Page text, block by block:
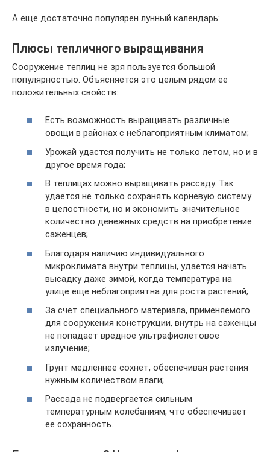
А еще достаточно популярен лунный календарь:
Плюсы тепличного выращивания
Сооружение теплиц не зря пользуется большой
популярностью. Объясняется это целым рядом ее
положительных свойств:
Есть возможность выращивать различные
овощи в районах с неблагоприятным климатом;
Урожай удастся получить не только летом, но и в
другое время года;
В теплицах можно выращивать рассаду. Так
удается не только сохранять корневую систему
в целостности, но и экономить значительное
количество денежных средств на приобретение
саженцев;
Благодаря наличию индивидуального
микроклимата внутри теплицы, удается начать
высадку даже зимой, когда температура на
улице еще неблагоприятна для роста растений;
За счет специального материала, применяемого
для сооружения конструкции, внутрь на саженцы
не попадает вредное ультрафиолетовое
излучение;
Грунт медленнее сохнет, обеспечивая растения
нужным количеством влаги;
Рассада не подвергается сильным
температурным колебаниям, что обеспечивает
ее сохранность.